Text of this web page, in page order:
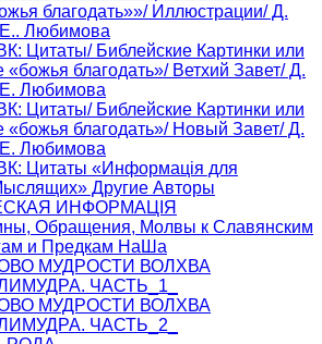
благодать»»/ Иллюстрации/ Д.
Любимова
Цитаты/ Библейские Картинки или
«божья благодать»/ Ветхий Завет/ Д.
Любимова
Цитаты/ Библейские Картинки или
«божья благодать»/ Новый Завет/ Д.
Любимова
Цитаты «Информацiя для
Другие Авторы
ИНФОРМАЦIЯ
Обращения, Молвы к Славянским
и Предкам НаШа
МУДРОСТИ ВОЛХВА
ЧАСТЬ_1_
МУДРОСТИ ВОЛХВА
ЧАСТЬ_2_